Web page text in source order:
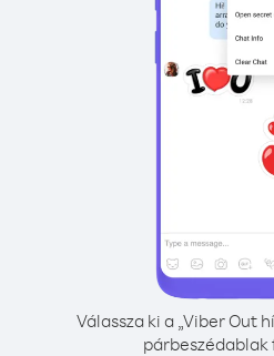
Válassza ki a „Viber Out